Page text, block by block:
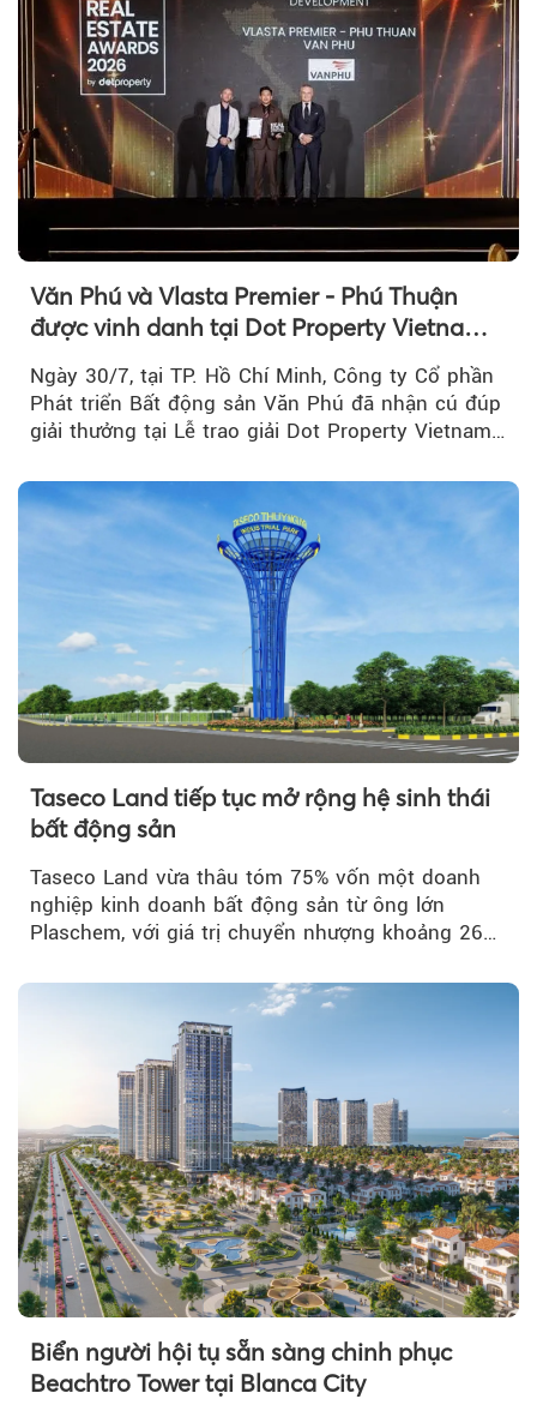
Văn Phú và Vlasta Premier - Phú Thuận
được vinh danh tại Dot Property Vietnam
Ngày 30/7, tại TP. Hồ Chí Minh, Công ty Cổ phần
Phát triển Bất động sản Văn Phú đã nhận cú đúp
giải thưởng tại Lễ trao giải Dot Property Vietnam
Taseco Land tiếp tục mở rộng hệ sinh thái
bất động sản
Taseco Land vừa thâu tóm 75% vốn một doanh
nghiệp kinh doanh bất động sản từ ông lớn
Plaschem, với giá trị chuyển nhượng khoảng 262
Biển người hội tụ sẵn sàng chinh phục
Beachtro Tower tại Blanca City